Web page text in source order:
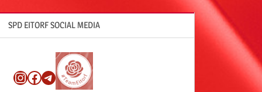
SPD EITORF SOCIAL MEDIA
Instagram
Facebook
Telegram